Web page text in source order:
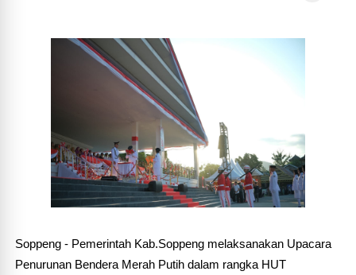
Soppeng - Pemerintah Kab.Soppeng melaksanakan Upacara
Penurunan Bendera Merah Putih dalam rangka HUT